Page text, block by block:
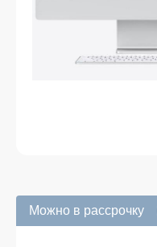
Можно в рассрочку